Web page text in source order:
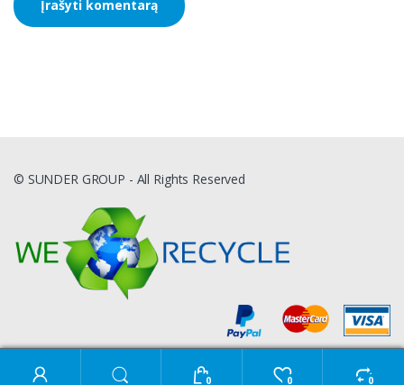
© SUNDER GROUP - All Rights Reserved
Ieškoti: 0 0 0